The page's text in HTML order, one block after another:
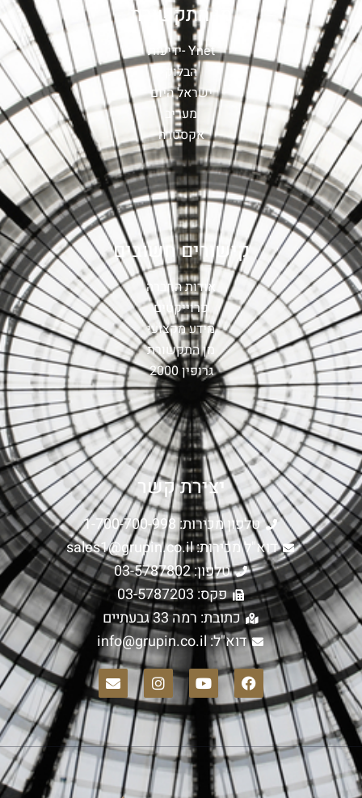
מן התקשורת
Ynet -ידיעות
הבלוק
ישראל היום
מעריב
אקסטרה
קישורים חשובים
אודות החברה
פרוייקטים
מידע מקצועי
מן התקשורת
גרופין 2000
יצירת קשר
טלפון מכירות: 1-700-700-998
דוא"ל מכירות:sales1@grupin.co.il
טלפון: 03-5787802
פקס: 03-5787203
כתובת: רמה 33 גבעתיים
דוא"ל:info@grupin.co.il